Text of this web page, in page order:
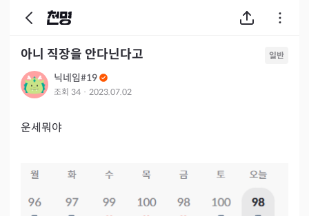
아니 직장을 안다닌다고 일반
닉네임#19
조회 34 · 2023.07.02
운세뭐야